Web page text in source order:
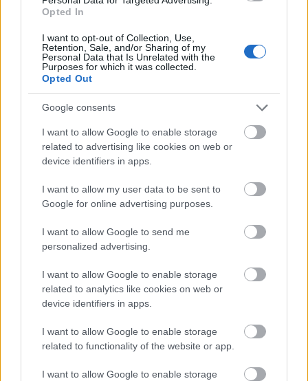
Opted In
I want to opt-out of Collection, Use,
Retention, Sale, and/or Sharing of my
Personal Data that Is Unrelated with the
Purposes for which it was collected.
Opted Out
Google consents
I want to allow Google to enable storage
related to advertising like cookies on web or
device identifiers in apps.
I want to allow my user data to be sent to
Google for online advertising purposes.
I want to allow Google to send me
personalized advertising.
I want to allow Google to enable storage
related to analytics like cookies on web or
device identifiers in apps.
I want to allow Google to enable storage
related to functionality of the website or app.
I want to allow Google to enable storage
Postagalambok az Északi-tenger
vasárnapján Seafret a Dürer Kertben
Lángoló Gitárok•2018. december 23.
Február 10-én egy olyan zenekar lép a Dürer Kert
egyik nagy ígéretének. Az akusztikus indie ...